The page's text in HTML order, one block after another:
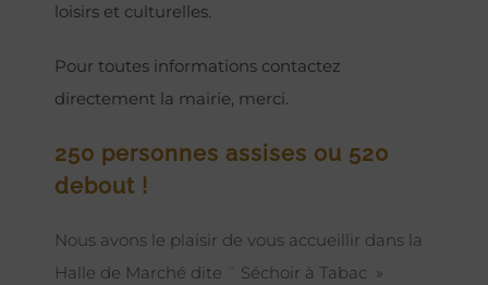
loisirs et culturelles.
Pour toutes informations contactez
directement la mairie, merci.
250 personnes assises ou 520
debout !
Nous avons le plaisir de vous accueillir dans la
Halle de Marché dite ¨ Séchoir à Tabac »